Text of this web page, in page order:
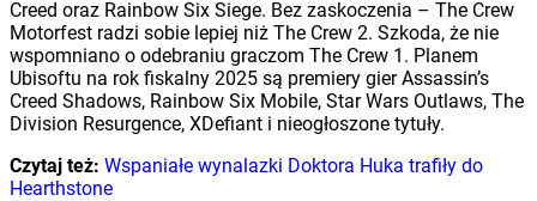
Creed oraz Rainbow Six Siege. Bez zaskoczenia – The Crew
Motorfest radzi sobie lepiej niż The Crew 2. Szkoda, że nie
wspomniano o odebraniu graczom The Crew 1. Planem
Ubisoftu na rok fiskalny 2025 są premiery gier Assassin’s
Creed Shadows, Rainbow Six Mobile, Star Wars Outlaws, The
Division Resurgence, XDefiant i nieogłoszone tytuły.
Czytaj też: Wspaniałe wynalazki Doktora Huka trafiły do
Hearthstone